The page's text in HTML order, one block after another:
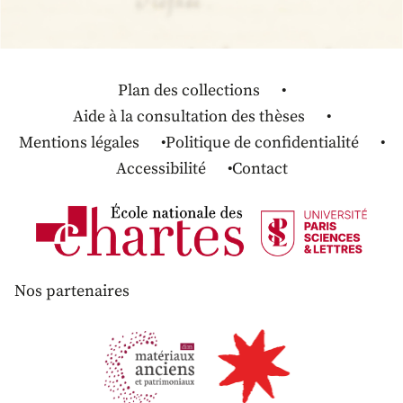
Plan des collections
Aide à la consultation des thèses
Mentions légales
Politique de confidentialité
Accessibilité
Contact
Nos partenaires